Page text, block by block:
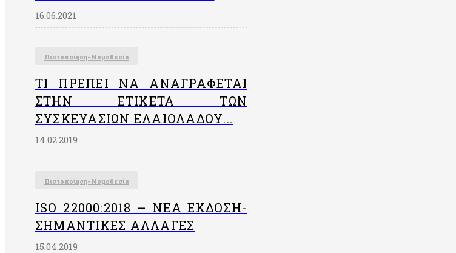
16.06.2021
Πιστοποίηση- Νομοθεσία
ΤΙ ΠΡΈΠΕΙ ΝΑ ΑΝΑΓΡΆΦΕΤΑΙ
ΣΤΗΝ EΤΙΚΈΤΑ ΤΩΝ
ΣΥΣΚΕΥΑΣΙΏΝ ΕΛΑΙΟΛΆΔΟΥ...
14.02.2019
Πιστοποίηση- Νομοθεσία
ISO 22000:2018 – ΝΈΑ ΈΚΔΟΣΗ-
ΣΗΜΑΝΤΙΚΈΣ ΑΛΛΑΓΈΣ
15.04.2019